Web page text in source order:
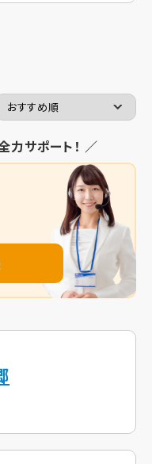
力サポート！ ／